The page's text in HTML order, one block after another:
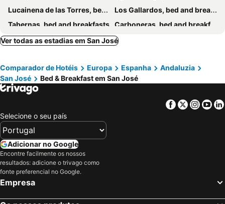
Lucainena de las Torres, bed and breakfasts
Los Gallardos, bed and breakfasts
Tabernas, bed and breakfasts Carboneras, bed and breakfasts
Ver todas as estadias em San José
Comparador de Hotéis Europa Espanha
Andaluzia
San José
Bed & Breakfast em San José
Facebook
Twitter
Selecione o seu país
Adicionar no Google
Encontre facilmente os nossos
resultados: adicione o trivago como
fonte preferencial no Google.
Empresa